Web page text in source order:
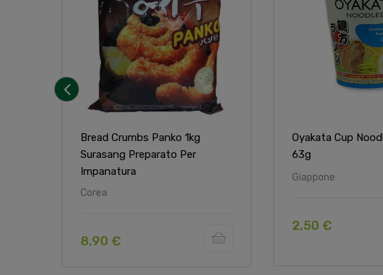
Bread Crumbs Panko 1kg
Surasang Preparato Per
Impanatura
Corea
8,90 €
Oyakata Cup
63g
Giappone
2,50 €